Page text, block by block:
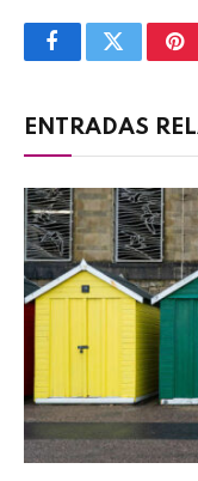
FacebookTwitter
ENTRADAS